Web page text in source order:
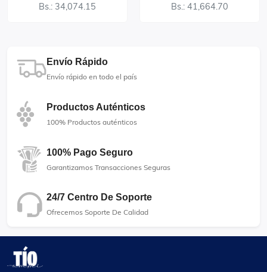
Bs.: 34,074.15 Bs.: 41,664.70
Envío Rápido
Envío rápido en todo el país
Productos Auténticos
100% Productos auténticos
100% Pago Seguro
Garantizamos Transacciones Seguras
24/7 Centro De Soporte
Ofrecemos Soporte De Calidad